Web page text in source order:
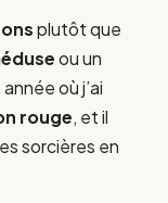
plutôt que
ou un
où j’ai
rouge, et il
sorcières en